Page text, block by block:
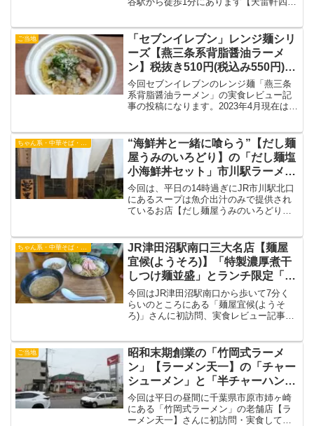
拉麺」を食べてきて、真矢さんの生前の
風貌とビジュアルとは裏腹の優しい一杯
をいただくことができましたので気にな
る方がいらっしゃいましたら、ぜひ一度
食べに行ってみてください。
ご当地
「セブンイレブン」レンジ麺シリ
ーズ【燕三条系背脂醤油ラーメ
ン】税抜き510円(税込み550円)実
食レビュー※期間及び関東圏店舗
限定
今回セブンイレブンのレンジ麺「燕三条
系背脂醤油ラーメン」の実食レビュー記
事の投稿になります。2023年4月現在は販
していただければ幸いです。
“海鮮丼と一緒に喰らう”【だし麺
屋うみのいろどり】の「だし麺塩
小海鮮丼セット」市川駅ラーメ
ン 塩ラーメン
今回は、平日の14時過ぎにJR市川駅北口
にあるスープは魚介出汁のみで提供され
ているお店【だし麺屋うみのいろどり】
高級感のある1杯を伝えられたらいいなと
思います。
ちゃん系・中華そば・つけ麺
JR津田沼駅南口三大名店【麺屋
宜候(ようそろ)】「特製濃厚煮干
しつけ麺並盛」とランチ限定「ミ
ニチャーシュー丼150円」 千葉
県習志野市津田沼
今回はJR津田沼駅南口から歩いて7分く
らいのところにある「麺屋宜候(ようそ
ろ)」さんに初訪問、実食レビュー記事で
食べてきたので、参考までに目を通して
いただければ嬉しいです。
ご当地
昭和末期創業の「竹岡式ラーメ
ン」【ラーメン天一】の「チャー
シューメン」と「半チャーハン」
市原市ラーメン
今回は平日の昼間に千葉県市原市姉ヶ崎
にある「竹岡式ラーメン」の老舗店【ラ
ーメン天一】さんに初訪問・実食してき